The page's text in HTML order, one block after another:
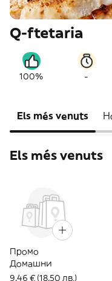
Q-ftetaria
100% -
Els més venuts
Els més venuts
Промо
Домашни
9,46 € (18,50 лв.)